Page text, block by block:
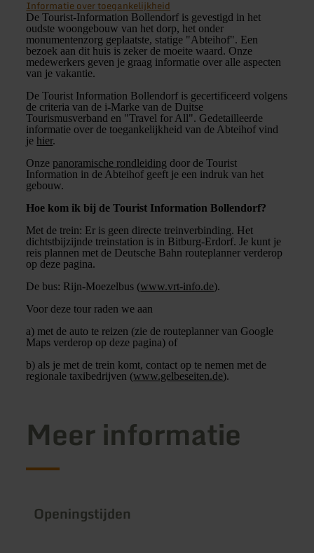
Informatie over toegankelijkheid
De Tourist-Information Bollendorf is gevestigd in het
oudste woongebouw van het dorp, het onder
monumentenzorg geplaatste, statige "Abteihof". Een
bezoek aan dit huis is zeker de moeite waard. Onze
medewerkers geven je graag informatie over alle aspecten
van je vakantie.
De Tourist Information Bollendorf is gecertificeerd volgens
de criteria van de i-Marke van de Duitse
Tourismusverband en "Travel for All". Gedetailleerde
informatie over de toegankelijkheid van de Abteihof vind
je hier.
Onze panoramische rondleiding door de Tourist
Information in de Abteihof geeft je een indruk van het
gebouw.
Hoe kom ik bij de Tourist Information Bollendorf?
Met de trein: Er is geen directe treinverbinding. Het
dichtstbijzijnde treinstation is in Bitburg-Erdorf. Je kunt je
reis plannen met de Deutsche Bahn routeplanner verderop
op deze pagina.
De bus: Rijn-Moezelbus (www.vrt-info.de).
Voor deze tour raden we aan
a) met de auto te reizen (zie de routeplanner van Google
Maps verderop op deze pagina) of
b) als je met de trein komt, contact op te nemen met de
regionale taxibedrijven (www.gelbeseiten.de).
Meer informatie
Openingstijden